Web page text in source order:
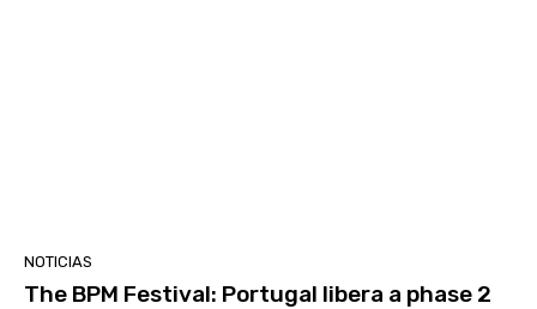
NOTICIAS
The BPM Festival: Portugal libera a phase 2